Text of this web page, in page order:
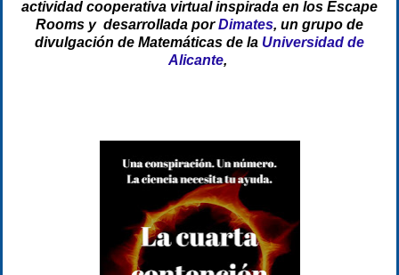
actividad cooperativa virtual inspirada en los Escape
Rooms y desarrollada porDimates, un grupo de
divulgación de Matemáticas de la Universidad de
Alicante,